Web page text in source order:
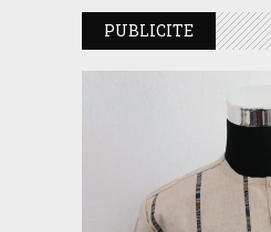
PUBLICITE